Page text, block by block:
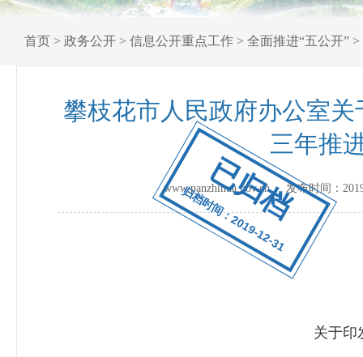
已归档
归档时间：2019-12-31
首页 > 政务公开 > 信息公开重点工作 > 全面推进“五公开” >
攀枝花市人民政府办公室
三年推
www.panzhihua.gov.cn 发布时间：
关于印